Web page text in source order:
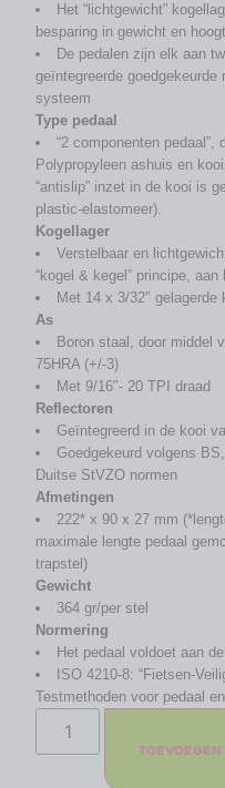
Het “lichtgewicht”
besparing in gewicht en
De pedalen zijn elk aan
geïntegreerde
systeem
Type pedaal
“2 componenten
Polypropyleen ashuis en
“antislip” inzet in de kooi is
plastic-elastomeer).
Kogellager
Verstelbaar en
“kogel & kegel” principe, aan
Met 14 x 3/32″
As
Boron staal, door middel
75HRA (+/-3)
Met 9/16″- 20 TPI draad
Reflectoren
Geïntegreerd in de kooi
Goedgekeurd volgens
Duitse StVZO normen
Afmetingen
222* x 90 x 27 mm
maximale lengte pedaal
trapstel)
Gewicht
364 gr/per stel
Normering
Het pedaal voldoet aan
ISO 4210-8: “Fietsen-
Testmethoden voor pedaal